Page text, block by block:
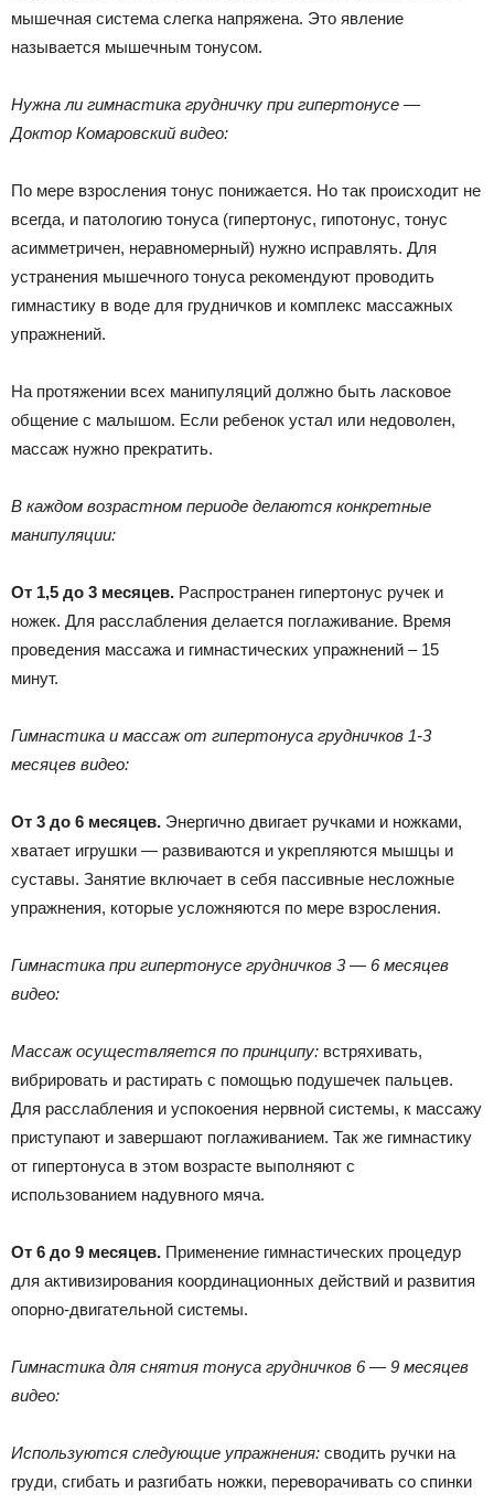
мышечная система слегка напряжена. Это явление
называется мышечным тонусом.
Нужна ли гимнастика грудничку при гипертонусе —
Доктор Комаровский видео:
По мере взросления тонус понижается. Но так происходит не
всегда, и патологию тонуса (гипертонус, гипотонус, тонус
асимметричен, неравномерный) нужно исправлять. Для
устранения мышечного тонуса рекомендуют проводить
гимнастику в воде для грудничков и комплекс массажных
упражнений.
На протяжении всех манипуляций должно быть ласковое
общение с малышом. Если ребенок устал или недоволен,
массаж нужно прекратить.
В каждом возрастном периоде делаются конкретные
манипуляции:
От 1,5 до 3 месяцев. Распространен гипертонус ручек и
ножек. Для расслабления делается поглаживание. Время
проведения массажа и гимнастических упражнений – 15
минут.
Гимнастика и массаж от гипертонуса грудничков 1-3
месяцев видео:
От 3 до 6 месяцев. Энергично двигает ручками и ножками,
хватает игрушки — развиваются и укрепляются мышцы и
суставы. Занятие включает в себя пассивные несложные
упражнения, которые усложняются по мере взросления.
Гимнастика при гипертонусе грудничков 3 — 6 месяцев
видео:
Массаж осуществляется по принципу: встряхивать,
вибрировать и растирать с помощью подушечек пальцев.
Для расслабления и успокоения нервной системы, к массажу
приступают и завершают поглаживанием. Так же гимнастику
от гипертонуса в этом возрасте выполняют с
использованием надувного мяча.
От 6 до 9 месяцев. Применение гимнастических процедур
для активизирования координационных действий и развития
опорно-двигательной системы.
Гимнастика для снятия тонуса грудничков 6 — 9 месяцев
видео:
Используются следующие упражнения: сводить ручки на
груди, сгибать и разгибать ножки, переворачивать со спинки